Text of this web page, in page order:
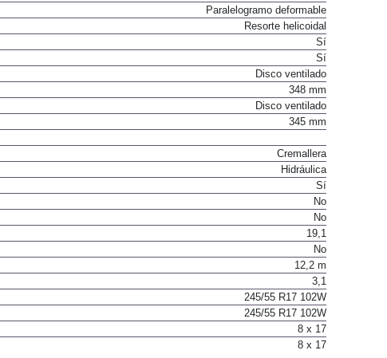
Resorte helicoidal
Paralelogramo deformable
Resorte helicoidal
Sí
Sí
Disco ventilado
348 mm
Disco ventilado
Cremallera
Hidráulica
Sí
No
No
19,1
No
12,2 m
3,1
245/55 R17 102W
245/55 R17 102W
8 x 17